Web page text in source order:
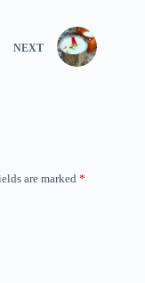
NEXT
are marked *